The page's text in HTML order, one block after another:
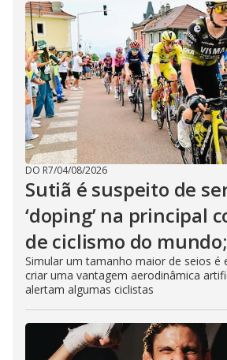
DO R7/04/08/2026
Sutiã é suspeito de
‘doping’ na principal
de ciclismo do
Simular um tamanho maior de seios é
criar uma vantagem aerodinâmica
alertam algumas ciclistas